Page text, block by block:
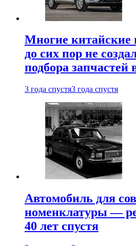
Многие китайские
до сих пор не
подбора
3 года спустя3 года спустя
Автомобиль для
номенклатуры —
40 лет спустя